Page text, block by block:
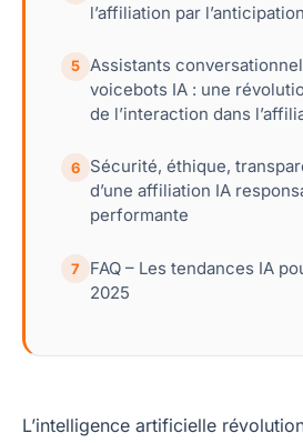
l’affiliation par
5 Assistants
voicebots IA : une
de l’interaction dans
6
Sécurité, éthique,
d’une affiliation IA
performante
7
FAQ – Les tendances IA
2025
L’intelligence artificielle